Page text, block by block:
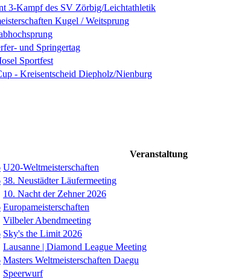
3-Kampf des SV Zörbig/Leichtathletik
Kugel / Weitsprung
und Springertag
Sportfest
- Kreisentscheid Diepholz/Nienburg
Veranstaltung
U20-Weltmeisterschaften
38. Neustädter Läufermeeting
10. Nacht der Zehner 2026
Europameisterschaften
Vilbeler Abendmeeting
Sky's the Limit 2026
Lausanne | Diamond League Meeting
Masters Weltmeisterschaften Daegu
Speerwurf